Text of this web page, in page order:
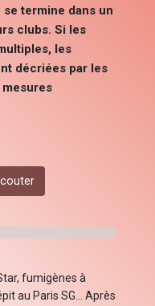
termine dans un
clubs. Si les
les
décriées par les
fumigènes à
au Paris SG... Après